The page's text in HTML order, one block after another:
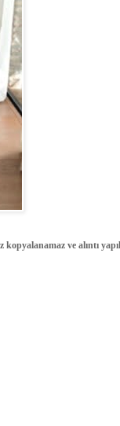
ve alıntı